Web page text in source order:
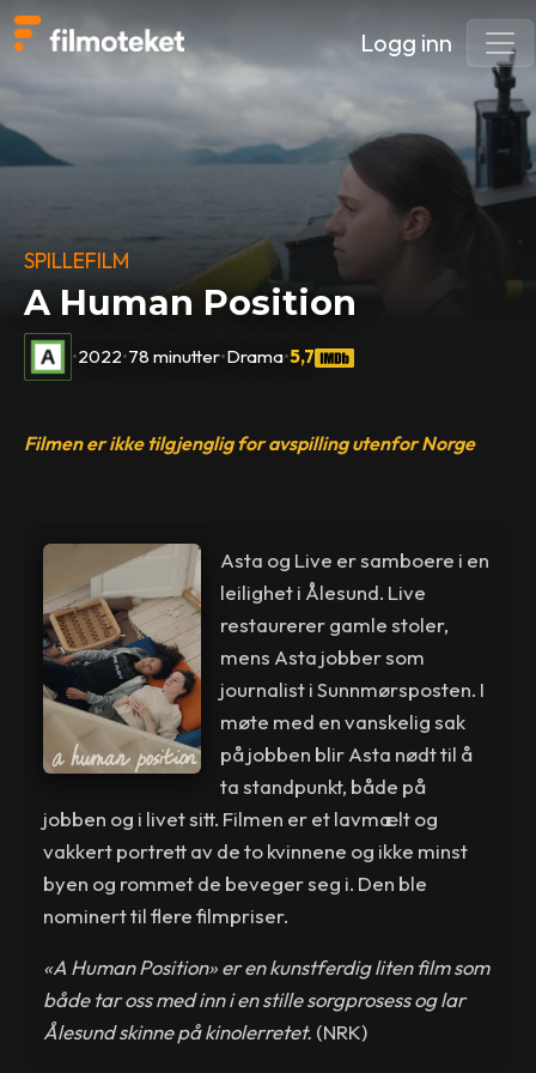
Logg inn
SPILLEFILM
A Human Position
•2022•78 minutter•Drama•5,7
Filmen er ikke tilgjenglig for avspilling utenfor Norge
Asta og Live er samboere i en
leilighet i Ålesund. Live
restaurerer gamle stoler,
mens Asta jobber som
journalist i Sunnmørsposten. I
møte med en vanskelig sak
på jobben blir Asta nødt til å
ta standpunkt, både på
jobben og i livet sitt. Filmen er et lavmælt og
vakkert portrett av de to kvinnene og ikke minst
byen og rommet de beveger seg i. Den ble
nominert til flere filmpriser.
«A Human Position» er en kunstferdig liten film som
både tar oss med inn i en stille sorgprosess og lar
Ålesund skinne på kinolerretet. (NRK)